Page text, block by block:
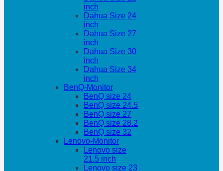
inch
Dahua Size 24
inch
Dahua Size 27
inch
Dahua Size 30
inch
Dahua Size 34
inch
BenQ-Monitor
BenQ size 24
BenQ size 24.5
BenQ size 27
BenQ size 28.2
BenQ size 32
Lenovo-Monitor
Lenovo size
21.5 inch
Lenovo size 23